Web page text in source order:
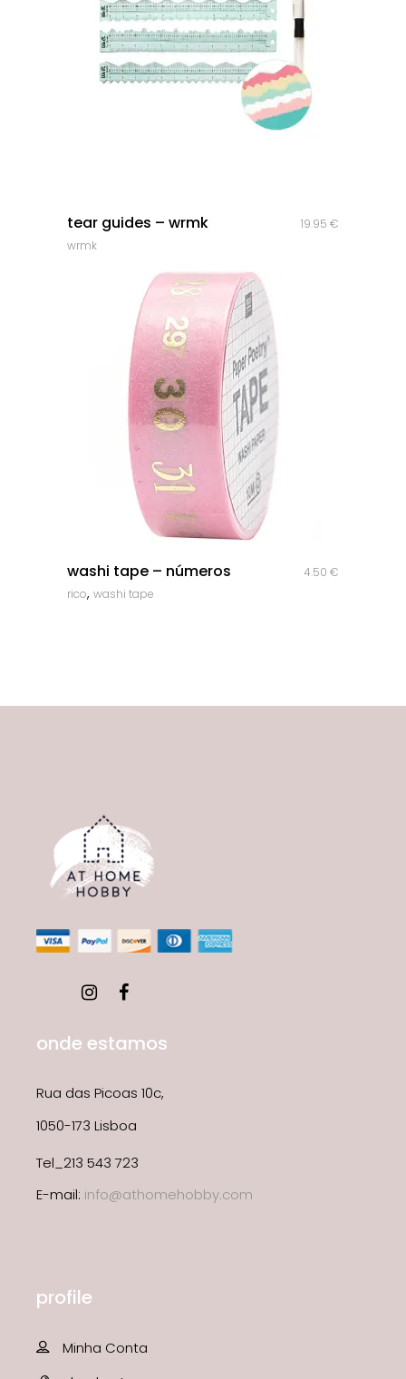
tear guides – wrmk 19.95 €
wrmk
washi tape – números 4.50 €
rico, washi tape
onde estamos
Rua das Picoas 10c,
1050-173 Lisboa
Tel_213 543 723
E-mail: info@athomehobby.com
profile
Minha Conta